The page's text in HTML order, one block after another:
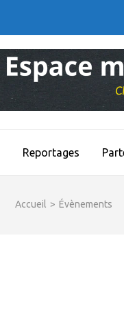
Reportages
Accueil > Évènements